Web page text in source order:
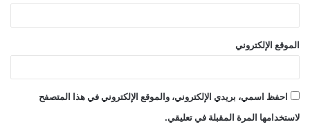
الموقع الإلكتروني
احفظ اسمي، بريدي الإلكتروني، والموقع الإلكتروني في هذا المتصفح
لاستخدامها المرة المقبلة في تعليقي.